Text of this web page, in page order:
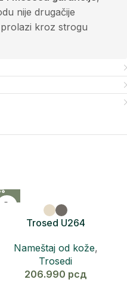
nije drugačije
kroz strogu
Trosed U264
Nameštaj od kože,
Trosedi
206.990 рсд